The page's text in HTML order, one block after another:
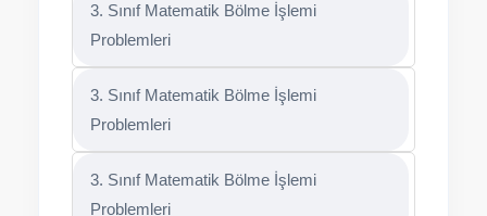
3. Sınıf Matematik Bölme İşlemi
Problemleri
3. Sınıf Matematik Bölme İşlemi
Problemleri
3. Sınıf Matematik Bölme İşlemi
Problemleri